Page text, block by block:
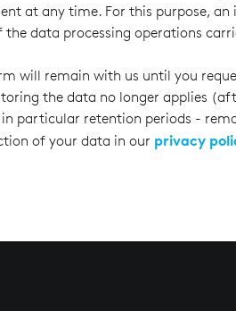
at any time. For this purpose,
data processing operations
will remain with us until you
the data no longer applies
particular retention periods -
of your data in our privacy